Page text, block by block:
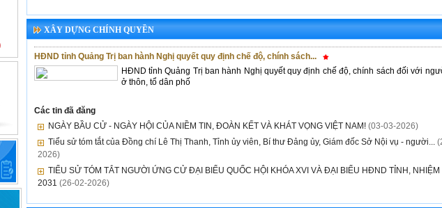
XÂY DỰNG CHÍNH QUYỀN
HĐND tỉnh Quảng Trị ban hành Nghị quyết quy định chế độ, chính sách...
HĐND tỉnh Quảng Trị ban hành Nghị quyết quy định chế độ, chính sách đối với
ở thôn, tổ dân phố
Các tin đã đăng
NGÀY BẦU CỬ - NGÀY HỘI CỦA NIỀM TIN, ĐOÀN KẾT VÀ KHÁT VỌNG VIỆT NAM! (03-03-2026)
Tiểu sử tóm tắt của Đồng chí Lê Thị Thanh, Tỉnh ủy viên, Bí thư Đảng ủy, Giám đốc Sở Nội vụ - người...
2026)
TIỂU SỬ TÓM TẮT NGƯỜI ỨNG CỬ ĐẠI BIỂU QUỐC HỘI KHÓA XVI VÀ ĐẠI BIỂU HĐND TỈNH,
2031 (26-02-2026)